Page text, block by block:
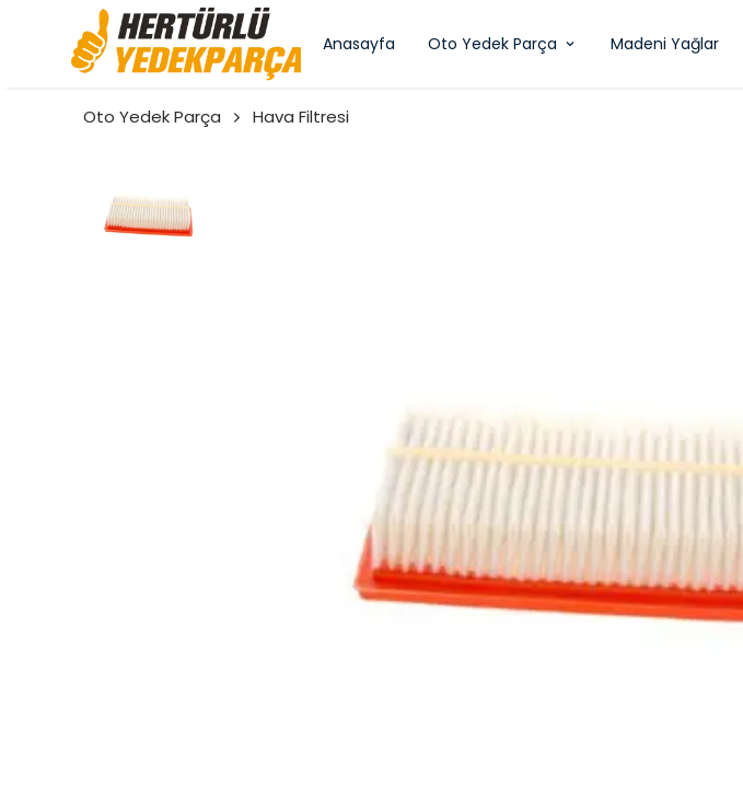
Anasayfa Oto Yedek Parça Madeni Yağlar
Oto Yedek Parça Hava Filtresi